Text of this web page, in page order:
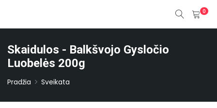
0
Skaidulos - Balkšvojo Gysločio
Luobelės 200g
Pradžia Sveikata